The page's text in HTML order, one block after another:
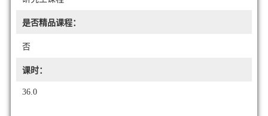
是否精品课程：
否
课时：
36.0